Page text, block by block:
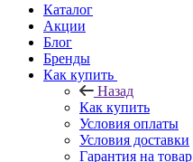
Каталог
Акции
Блог
Бренды
Как купить
Назад
Как купить
Условия оплаты
Условия доставки
Гарантия на товар